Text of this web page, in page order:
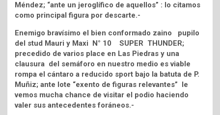
Méndez; “ante un jeroglífico de aquellos” : lo citamos
como principal figura por descarte.-
Enemigo bravísimo el bien conformado zaino pupilo
del stud Mauri y Maxi N° 10 SUPER THUNDER;
precedido de varios place en Las Piedras y una
clausura del semáforo en nuestro medio es viable
rompa el cántaro a reducido sport bajo la batuta de P.
Muñiz; ante lote “exento de figuras relevantes” le
vemos mucha chance de visitar el podio haciendo
valer sus antecedentes foráneos.-